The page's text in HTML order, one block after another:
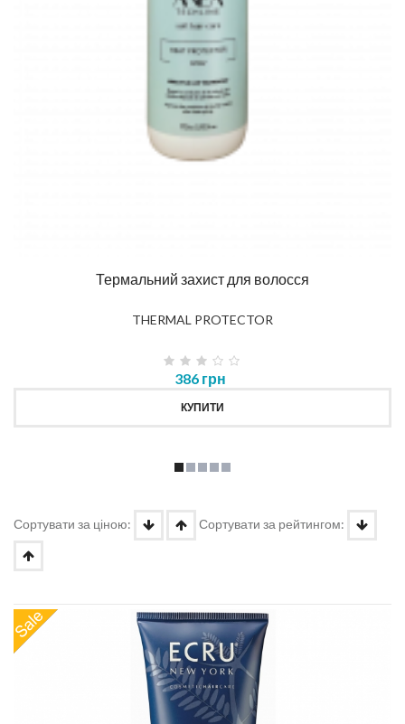
Термальний захист для волосся
THERMAL PROTECTOR
386 грн
КУПИТИ
Сортувати за ціною: Сортувати за рейтингом: